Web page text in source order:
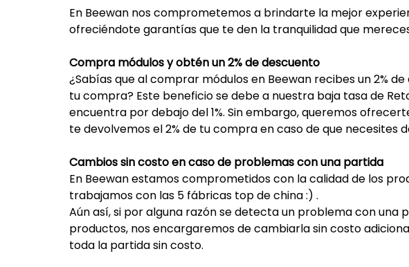
En Beewan nos comprometemos a brindarte la mejor
ofreciéndote garantías que te den la tranquilidad que
Compra módulos y obtén un 2% de descuento
¿Sabías que al comprar módulos en Beewan recibes un 2%
tu compra? Este beneficio se debe a nuestra baja tasa de
encuentra por debajo del 1%. Sin embargo, queremos
te devolvemos el 2% de tu compra en caso de que necesites
Cambios sin costo en caso de problemas con una partida
En Beewan estamos comprometidos con la calidad de los
trabajamos con las 5 fábricas top de china :) .
Aún así, si por alguna razón se detecta un problema con una
productos, nos encargaremos de cambiarla sin costo
toda la partida sin costo.